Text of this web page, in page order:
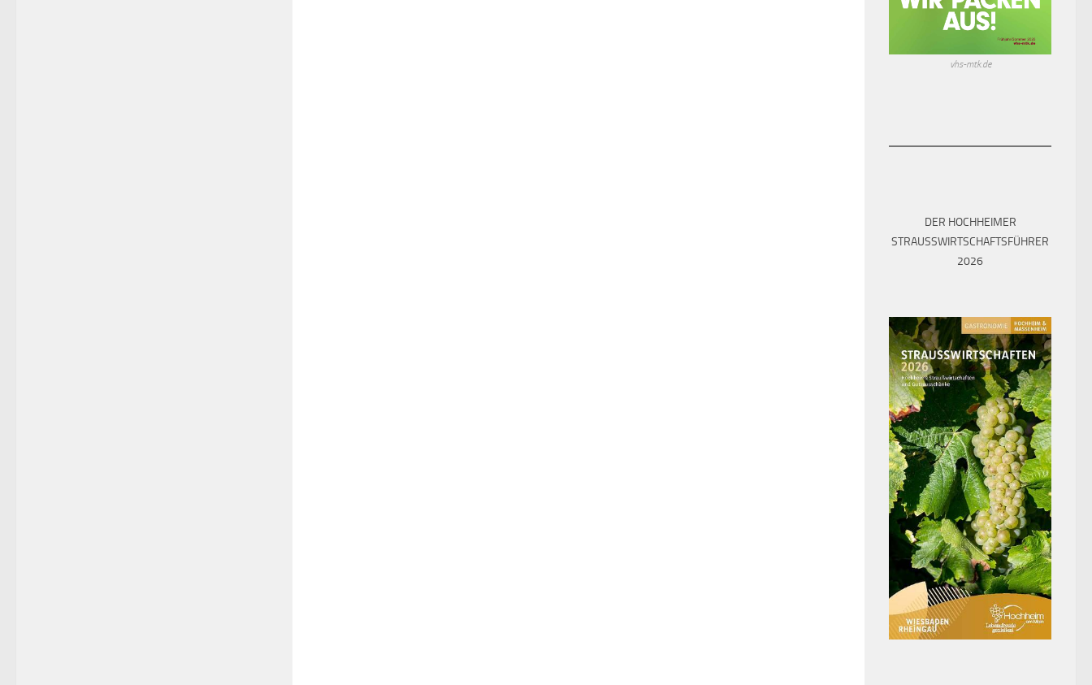
vhs-mtk.de
DER HOCHHEIMER
STRAUSSWIRTSCHAFTSFÜHRER 2
026